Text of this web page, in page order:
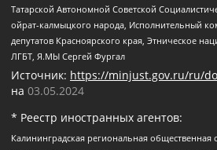
Татарской Автономной Советской
ойрат-калмыцкого народа, Исполнительный
депутатов Красноярского края, Этническое
ЛГБТ, Я.МЫ Сергей Фургал
Источник: https://minjust.gov.ru/ru/
на 03.05.2024
* Реестр иностранных агентов:
Калининградская региональная общественная организация "Экозащита!-Женсовет", Фонд содействия защите прав и свобод граждан "Общественный вердикт", Фонд "Институт Развития Свободы Информации", Частное учреждение "Информационное агентство МЕМО. РУ", Региональная общественная организация "Общественная комиссия по сохранению наследия академика Сахарова", Фонд поддержки свободы прессы, Санкт-Петербургская общественная правозащитная организация "Гражданский контроль", Межрегиональная общественная организация "Информационно-просветительский центр "Мемориал", Региональный Фонд "Центр Защиты Прав Средств Массовой Информации", с 05.12.2023 Фонд "Центр Защиты Прав Средств массовой информации", Региональная общественная благотворительная организация помощи беженцам и мигрантам "Гражданское содействие", Негосударственное образовательное учреждение дополнительного профессионального образования (повышение квалификации) специалистов "АКАДЕМИЯ ПО ПРАВАМ ЧЕЛОВЕКА", Свердловская региональная общественная организация "Сутяжник", Автономная некоммерческая организация "Центр независимых социологических исследований", Союз общественных объединений "Российский исследовательский центр по правам человека", Региональное общественное учреждение научно-информационный центр "МЕМОРИАЛ", Некоммерческая организация "Фонд защиты гласности", Автономная некоммерческая организация "Институт прав человека", Городская общественная организация "Екатеринбургское общество "МЕМОРИАЛ", Городская общественная организация "Рязанское историко-просветительское и правозащитное общество "Мемориал" (Рязанский Мемориал), Челябинский региональный орган общественной самодеятельности – женское общественное объединение "Женщины Евразии", Челябинский региональный орган общественной самодеятельности "Уральская правозащитная группа", Фонд содействия защите здоровья и социальной справедливости имени Андрея Рылькова, Автономная Некоммерческая Организация "Аналитический Центр Юрия Левады", Автономная некоммерческая организация социальной поддержки населения "Проект Апрель", Региональная общественная организация помощи женщинам и детям, находящимся в кризисной ситуации "Информационно-методический центр "Анна", Фонд содействия развитию массовых коммуникаций и правовому просвещению "Так-так-Так", Фонд содействия устойчивому развитию "Серебряная тайга", Свердловский региональный общественный фонд социальных проектов "Новое время", "Idel.Реалии", Кавказ.Реалии, Крым.Реалии, Телеканал Настоящее Время, Татаро-башкирская служба Радио Свобода (Azatliq Radiosi), Радио Свободная Европа/Радио Свобода (PCE/PC), "Сибирь.Реалии", "Фактограф", Благотворительный фонд помощи осужденным и их семьям, Автономная некоммерческая организация "Институт глобализации и социальных движений", Фонд "В защиту прав заключенных", Частное учреждение "Центр поддержки и содействия развитию средств массовой информации", Пензенский региональный общественный благотворительный фонд "Гражданский союз", "Север.Реалии", Некоммерческая организация Фонд "Правовая инициатива", Общество с ограниченной ответственностью "Радио Свободная Европа/Радио Свобода", Чешское информационное агентство "MEDIUM-ORIENT", Красноярская региональная общественная организация "Мы против СПИДа", Камалягин Денис Николаевич, Маркелов Сергей Евгеньевич, Пономарев Лев Александрович, Савицкая Людмила Алексеевна, Автономная некоммерческая организация "Центр по работе с проблемой насилия "НАСИЛИЮ.НЕТ", Межрегиональный профессиональный союз работников здравоохранения "Альянс врачей", Юридическое лицо, зарегистрированное в Латвийской Республике, SIA "Medusa Project" (регистрационный номер 40103797863, дата регистрации 10.06.2014), Некоммерческая организация "Фонд по борьбе с коррупцией", Автономная некоммерческая организация "Институт права и публичной политики", Баданин Роман Сергеевич, Гликин Максим Александрович, Железнова Мария Михайловна, Лукьянова Юлия Сергеевна, Маетная Елизавета Витальевна, Маняхин Петр Борисович, Чуракова Ольга Владимировна, Ярош Юлия Петровна, Юридическое лицо "The Insider SIA", зарегистрированное в Риге, Латвийская Республика (дата регистрации 26.06.2015), являющееся администратором доменного имени интернет-издания "The Insider SIA", https://theins.ru, Постернак Алексей Евгеньевич, Рубин Михаил Аркадьевич, Анин Роман Александрович, Юридическое лицо Istories fonds, зарегистрированное в Латвийской Республике (регистрационный номер 50008295751, дата регистрации 24.02.2020), Великовский Дмитрий Александрович, Долинина Ирина Николаевна, Мароховская Алеся Алексеевна, Шлейнов Роман Юрьевич, Шмагун Олеся Валентиновна, Общество с ограниченной ответственностью "Альтаир 2021", Общество с ограниченной ответственностью "Вега 2021", Общество с ограниченной ответственностью "Главный редактор 2021", Общество с ограниченной ответственностью "Ромашки монолит", Важенков Артем Валерьевич, Ивановская областная общественная организация "Центр гендерных исследований", Гурман Юрий Альбертович, Медиапроект "ОВД-Инфо", Егоров Владимир Владимирович, Жилинский Владимир Александрович, Общество с ограниченной ответственностью "ЗП", Иванова София Юрьевна, Карезина Инна Павловна, Кильтау Екатерина Викторовна, Петров Алексей Викторович, Пискунов Сергей Евгеньевич, Смирнов Сергей Сергеевич, Тихонов Михаил Сергеевич, Общество с ограниченной ответственностью "ЖУРНАЛИСТ-ИНОСТРАННЫЙ АГЕНТ", Арапова Галина Юрьевна, Вольтская Татьяна Анатольевна, Американская компания "Mason G.E.S. Anonymous Foundation" (США), являющаяся владельцем интернет-издания https://mnews.world/, Компания "Stichting Bellingcat", зарегистрированная в Нидерландах (дата регистрации 11.07.2018), Захаров Андрей Вячеславович, Клепиковская Екатерина Дмитриевна, Общество с ограниченной ответственностью "МЕМО", Перл Роман Александрович, Симонов Евгений Алексеевич, Соловьева Елена Анатольевна, Сотников Даниил Владимирович, Сурначева Елизавета Дмитриевна, Автономная некоммерческая организация по защите прав человека и информированию населения "Якутия – Наше Мнение", Общество с ограниченной ответственностью "Москоу диджитал медиа", с 26.01.2023 Общество с ограниченной ответственностью "Чайка Белые сады", Ветошкина Валерия Валерьевна, Заговора Максим Александрович, Межрегиональное общественное движение "Российская ЛГБТ - сеть", Оленичев Максим Владимирович, Павлов Иван Юрьевич, Скворцова Елена Сергеевна, Общество с ограниченной ответственностью "Как бы инагент", Кочетков Игорь